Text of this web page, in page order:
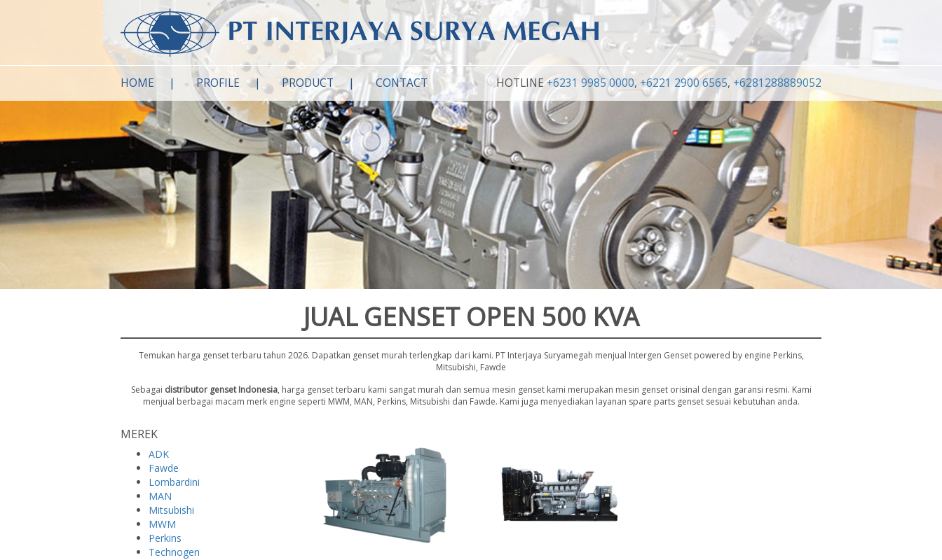
HOME PROFILE PRODUCT CONTACT HOTLINE+6231 9985 0000, +6221 2900 6565, +6281288889052
JUAL GENSET OPEN 500 KVA
Temukan harga genset terbaru tahun 2026. Dapatkan genset murah terlengkap dari kami. PT Interjaya Suryamegah menjual Intergen Genset powered by engine Perkins,
Mitsubishi, Fawde
Sebagai distributor genset Indonesia, harga genset terbaru kami sangat murah dan semua mesin genset kami merupakan mesin genset orisinal dengan garansi resmi. Kami
menjual berbagai macam merk engine seperti MWM, MAN, Perkins, Mitsubishi dan Fawde. Kami juga menyediakan layanan spare parts genset sesuai kebutuhan anda.
MEREK
ADK
Fawde
Lombardini
MAN
Mitsubishi
MWM
Perkins
Technogen